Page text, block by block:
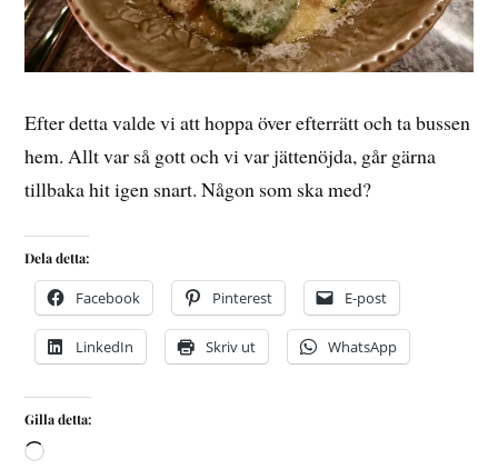
Efter detta valde vi att hoppa över efterrätt och ta bussen
hem. Allt var så gott och vi var jättenöjda, går gärna
tillbaka hit igen snart. Någon som ska med?
Dela detta:
Facebook Pinterest E-post
LinkedIn Skriv ut WhatsApp
Gilla detta: